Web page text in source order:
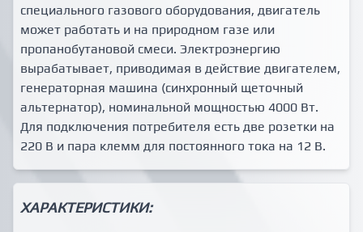
специального газового оборудования, двигатель
может работать и на природном газе или
пропанобутановой смеси. Электроэнергию
вырабатывает, приводимая в действие двигателем,
генераторная машина (синхронный щеточный
альтернатор), номинальной мощностью 4000 Вт.
Для подключения потребителя есть две розетки на
220 В и пара клемм для постоянного тока на 12 В.
ХАРАКТЕРИСТИКИ: